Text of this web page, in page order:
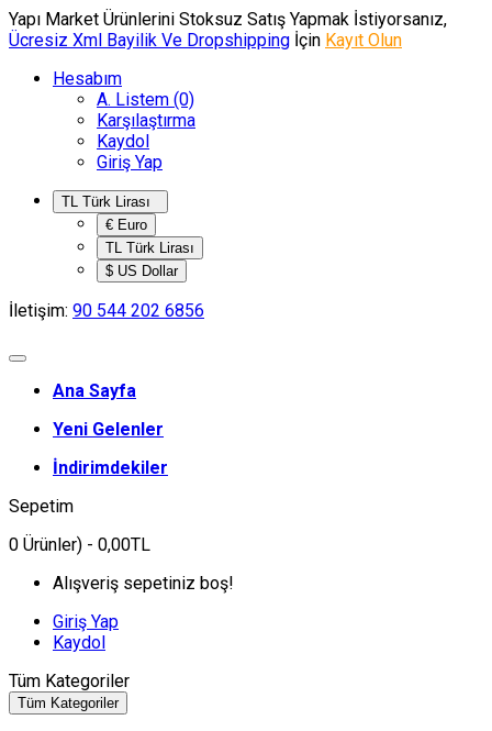
Yapı Market Ürünlerini Stoksuz Satış Yapmak İstiyorsanız,
Ücresiz Xml Bayilik Ve Dropshipping İçin Kayıt Olun
Hesabım
A. Listem (0)
Karşılaştırma
Kaydol
Giriş Yap
€ Euro
TL Türk Lirası
$ US Dollar
İletişim: 90 544 202 6856
Ana Sayfa
Yeni Gelenler
İndirimdekiler
Sepetim
0 Ürünler) - 0,00TL
Alışveriş sepetiniz boş!
Giriş Yap
Kaydol
Tüm Kategoriler
Tüm Kategoriler